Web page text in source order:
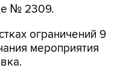
№ 2309.
ограничений 9
мероприятия